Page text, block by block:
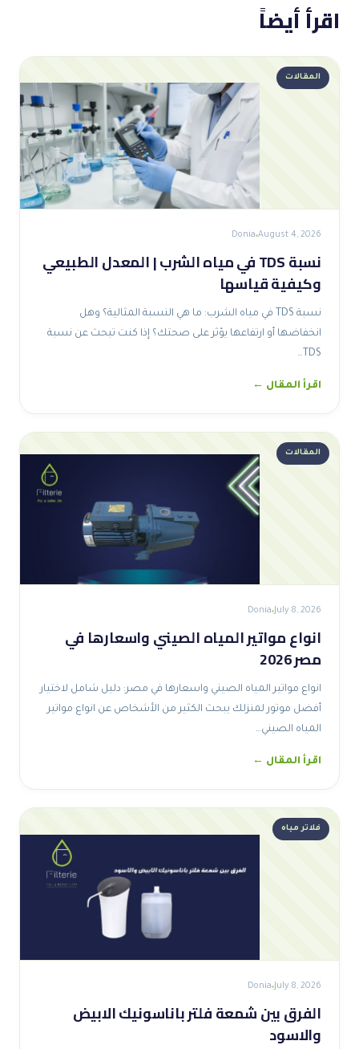
اقرأ أيضاً
المقالات
August 4, 2026
Donia
نسبة TDS في مياه الشرب | المعدل الطبيعي
وكيفية قياسها
نسبة TDS في مياه الشرب: ما هي النسبة المثالية؟ وهل
انخفاضها أو ارتفاعها يؤثر على صحتك؟ إذا كنت تبحث عن نسبة
TDS…
اقرأ المقال ←
المقالات
July 8, 2026
Donia
انواع مواتير المياه الصيني واسعارها في
مصر 2026
انواع مواتير المياه الصيني واسعارها في مصر: دليل شامل لاختيار
أفضل موتور لمنزلك يبحث الكثير من الأشخاص عن انواع مواتير
المياه الصيني…
اقرأ المقال ←
فلاتر مياه
July 8, 2026
Donia
الفرق بين شمعة فلتر باناسونيك الابيض
والاسود